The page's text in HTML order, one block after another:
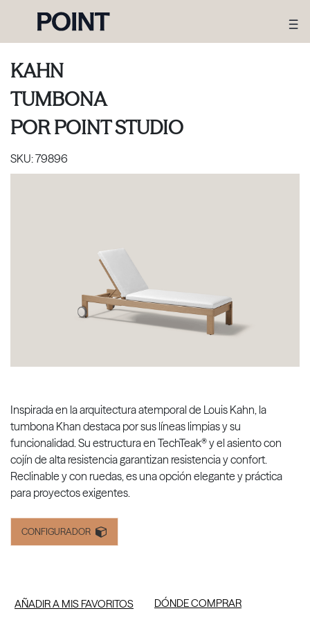
KAHN
TUMBONA
PORPOINT STUDIO
SKU:79896
Inspirada en la arquitectura atemporal de Louis Kahn, la
tumbona Khan destaca por sus líneas limpias y su
funcionalidad. Su estructura en TechTeak® y el asiento con
cojín de alta resistencia garantizan resistencia y confort.
Reclinable y con ruedas, es una opción elegante y práctica
para proyectos exigentes.
CONFIGURADOR
AÑADIR A MIS FAVORITOS DÓNDE COMPRAR